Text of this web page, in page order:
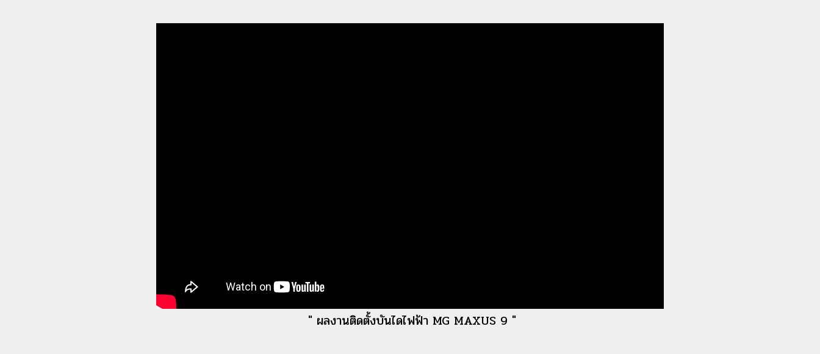
" ผลงานติดตั้งบันไดไฟฟ้า MG MAXUS 9 "